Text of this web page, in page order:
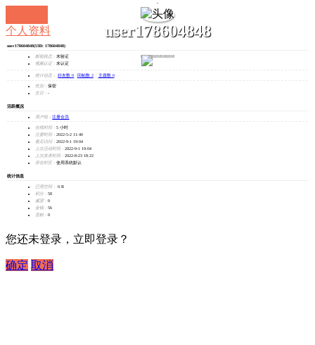
user178604848
发消息
个人资料
user178604848(UID: 178604848)
邮箱状态： 未验证
视频认证： 未认证
统计信息： 好友数 0 回帖数 2 主题数 0
性别： 保密
生日： -
活跃概况
用户组： 注册会员
在线时间： 5 小时
注册时间： 2022-5-2 11:40
最后访问： 2022-9-1 19:04
上次活动时间： 2022-9-1 19:04
上次发表时间： 2022-8-23 18:22
所在时区： 使用系统默认
统计信息
已用空间：
0 B
积分： 58
威望： 0
金钱： 56
贡献： 0
您还未登录，立即登录？
确定 取消